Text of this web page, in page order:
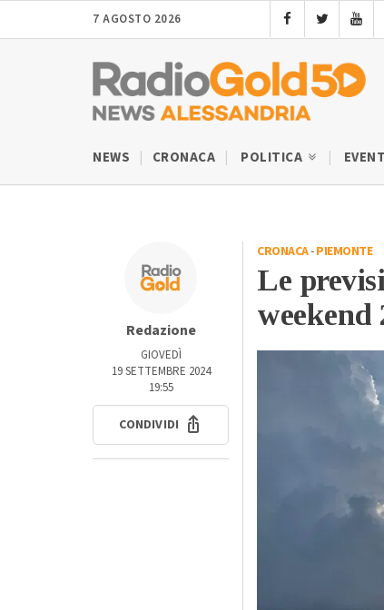
7 AGOSTO 2026
NEWS CRONACA POLITICA
Redazione
GIOVEDÌ
19 SETTEMBRE 2024
19:55
CONDIVIDI
CRONACA-PIEMONTE
Le
weekend